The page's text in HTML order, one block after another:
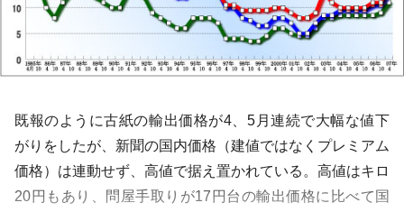
既報のように古紙の輸出価格が4、5月連続で大幅な値下
がりをしたが、新聞の国内価格（建値ではなくプレミアム
価格）は連動せず、高値で据え置かれている。高値はキロ
20円もあり、問屋手取りが17円台の輸出価格に比べて国